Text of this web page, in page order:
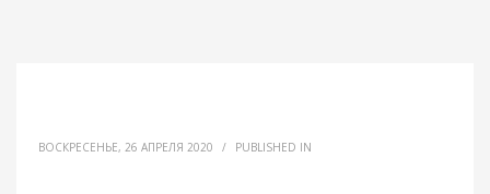
ВОСКРЕСЕНЬЕ, 26 АПРЕЛЯ 2020 / PUBLISHED IN